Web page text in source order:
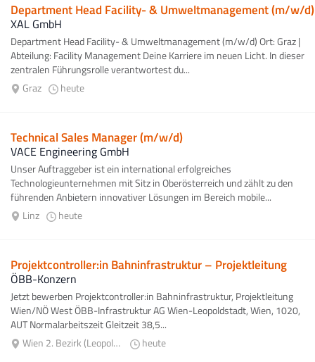
Department Head Facility- & Umweltmanagement (m/w/d)
XAL GmbH
Department Head Facility- & Umweltmanagement (m/w/d) Ort: Graz |
Abteilung: Facility Management Deine Karriere im neuen Licht. In dieser
zentralen Führungsrolle verantwortest du...
Graz
heute
Technical Sales Manager (m/w/d)
VACE Engineering GmbH
Unser Auftraggeber ist ein international erfolgreiches
Technologieunternehmen mit Sitz in Oberösterreich und zählt zu den
führenden Anbietern innovativer Lösungen im Bereich mobile...
Linz
heute
Projektcontroller:in Bahninfrastruktur – Projektleitung
ÖBB-Konzern
Jetzt bewerben Projektcontroller:in Bahninfrastruktur, Projektleitung
Wien/NÖ West ÖBB-Infrastruktur AG Wien-Leopoldstadt, Wien, 1020,
AUT Normalarbeitszeit Gleitzeit 38,5...
Wien 2. Bezirk (Leopoldstadt)
heute